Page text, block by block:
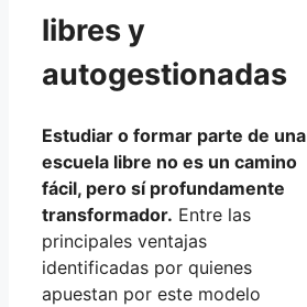
libres y
autogestionadas
Estudiar o formar parte de una
escuela libre no es un camino
fácil, pero sí profundamente
transformador. Entre las
principales ventajas
identificadas por quienes
apuestan por este modelo